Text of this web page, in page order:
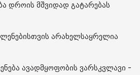
დროის მშვიდად გატარებას
არახელსაყრელია
ავადმყოფობის ვარსკვლავი -